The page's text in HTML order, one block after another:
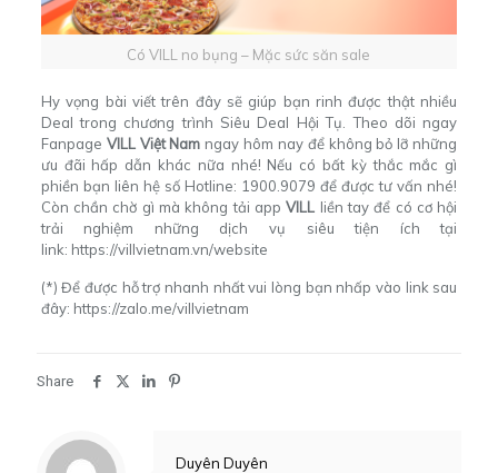
Có VILL no bụng – Mặc sức săn sale
Hy vọng bài viết trên đây sẽ giúp bạn rinh được thật nhiều
Deal trong chương trình Siêu Deal Hội Tụ. Theo dõi ngay
Fanpage VILL Việt Nam ngay hôm nay để không bỏ lỡ những
ưu đãi hấp dẫn khác nữa nhé! Nếu có bất kỳ thắc mắc gì
phiền bạn liên hệ số Hotline: 1900.9079 để được tư vấn nhé!
Còn chần chờ gì mà không tải appVILL liền tay để có cơ hội
trải nghiệm những dịch vụ siêu tiện ích tại
link: https://villvietnam.vn/website
(*) Để được hỗ trợ nhanh nhất vui lòng bạn nhấp vào link sau
đây: https://zalo.me/villvietnam
Share
Duyên Duyên